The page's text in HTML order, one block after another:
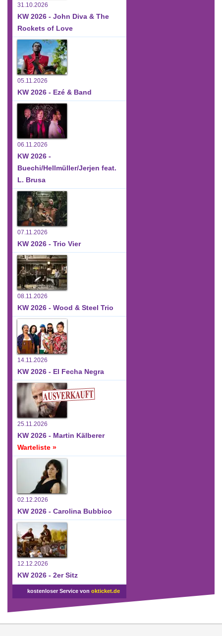
31.10.2026
KW 2026 - John Diva & The
Rockets of Love
05.11.2026
KW 2026 - Ezé & Band
06.11.2026
KW 2026 -
Buechi/Hellmüller/Jerjen feat.
L. Brusa
07.11.2026
KW 2026 - Trio Vier
08.11.2026
KW 2026 - Wood & Steel Trio
14.11.2026
KW 2026 - El Fecha Negra
25.11.2026
KW 2026 - Martin Kälberer
Warteliste »
02.12.2026
KW 2026 - Carolina Bubbico
12.12.2026
KW 2026 - 2er Sitz
kostenloser Service von okticket.de